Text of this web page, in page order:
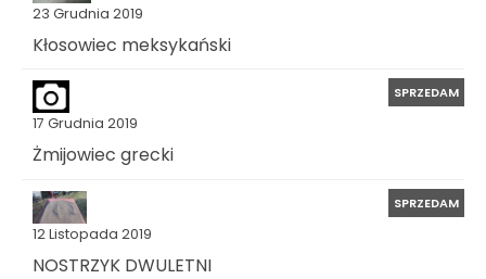
23 Grudnia 2019
Kłosowiec meksykański
17 Grudnia 2019
SPRZEDAM
Żmijowiec grecki
12 Listopada 2019
SPRZEDAM
NOSTRZYK DWULETNI